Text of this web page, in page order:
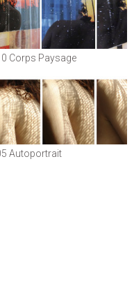
Corps Paysage
Autoportrait